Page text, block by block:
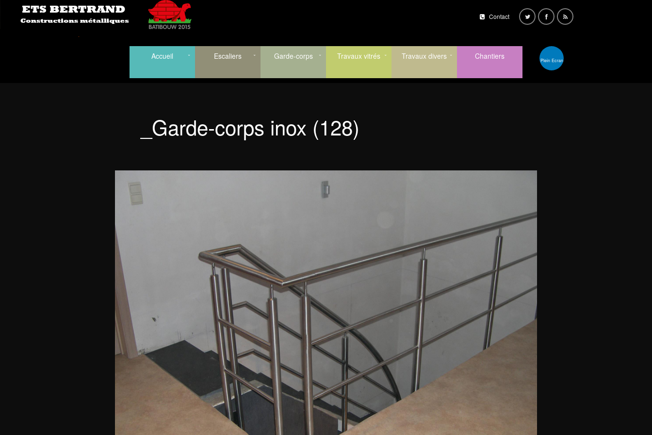
Contact
Plein Ecran
Accueil Escaliers Garde-corps Travaux vitrés Travaux divers Chantiers
_Garde-corps inox (128)